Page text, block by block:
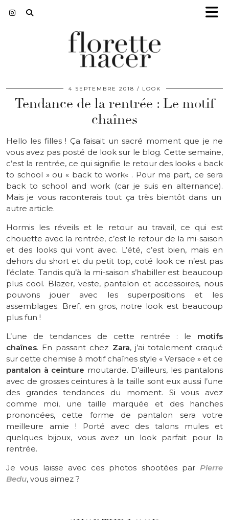
4 SEPTEMBRE 2018 LOOK
Tendance de la rentrée : Le motif
chaînes
Hello les filles ! Ça faisait un sacré moment que je ne
vous avez pas posté de look sur le blog. Cette semaine,
c’est la rentrée, ce qui signifie le retour des looks « back
to school » ou « backtowork« . Pour ma part, ce sera
back toschool andwork (car je suis en alternance).
Mais je vous raconterais tout ça très bientôt dans un
autre article.
Hormis les réveils et le retour au travail, ce qui est
chouette avec la rentrée, c’est le retour de la mi-saison
et des looks qui vont avec. L’été, c’est bien, mais en
dehors du short et du petit top, coté look ce n’est pas
l’éclate. Tandis qu’à la mi-saison s’habiller est beaucoup
plus cool. Blazer, veste, pantalon et accessoires, nous
pouvons jouer avec les superpositions et les
assemblages. Bref, en gros, notre look est beaucoup
plus fun !
L’une de tendances de cette rentrée : le motifs
chaînes. En passant chez Zara, j’ai totalement craqué
sur cette chemise à motif chaînes style « Versace » et ce
pantalon à ceinture moutarde. D’ailleurs, les pantalons
avec de grosses ceintures à la taille sont eux aussi l’une
des grandes tendances du moment. Si vous avez
comme moi, une taille marquée et des hanches
prononcées, cette forme de pantalon sera votre
meilleure amie ! Porté avec des talons mules et
quelques bijoux, vous avez un look parfait pour la
rentrée.
Je vous laisse avec ces photos shootées par Pierre
Bedu, vous aimez ?